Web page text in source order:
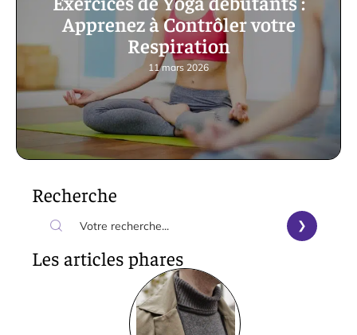
Apprenez à Contrôler votre
Respiration
11 mars 2026
Recherche
Les articles phares